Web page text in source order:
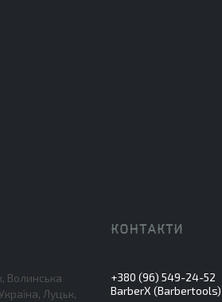
Волинська
Луцьк,
+380 (96) 549-24-52
BarberX (Barbertools)